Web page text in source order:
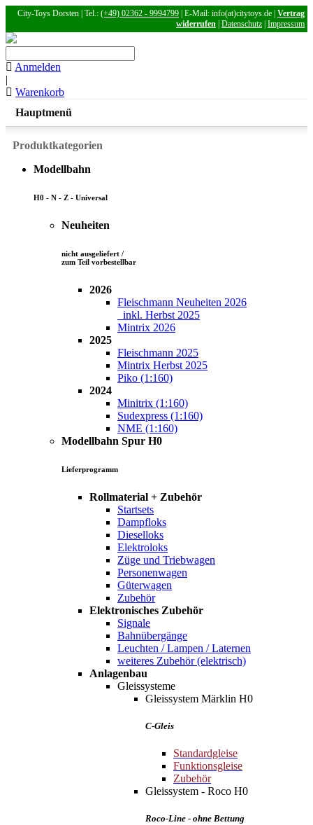
City-Toys Dorsten | Tel.: (+49) 02362 - 9994799 | E-Mail: info(at)citytoys.de | Vertrag
widerrufen Datenschutz Impressum
Anmelden
|
Warenkorb
Hauptmenü
Produktkategorien
Modellbahn
H0 - N - Z - Universal
Neuheiten
nicht ausgeliefert /
zum Teil vorbestellbar
2026
Fleischmann Neuheiten 2026
inkl. Herbst 2025
Mintrix 2026
2025
Fleischmann 2025
Mintrix Herbst 2025
Piko (1:160)
2024
Minitrix (1:160)
Sudexpress (1:160)
NME (1:160)
Modellbahn Spur H0
Lieferprogramm
Rollmaterial + Zubehör
Startsets
Dampfloks
Dieselloks
Elektroloks
Züge und Triebwagen
Personenwagen
Güterwagen
Zubehör
Elektronisches Zubehör
Signale
Bahnübergänge
Leuchten / Lampen / Laternen
weiteres Zubehör (elektrisch)
Anlagenbau
Gleissysteme
Gleissystem Märklin H0
C-Gleis
Standardgleise
Funktionsgleise
Zubehör
Gleissystem - Roco H0
Roco-Line - ohne Bettung